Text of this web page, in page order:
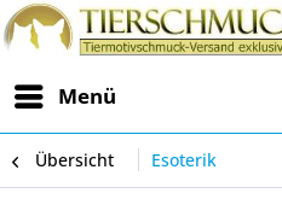
Menü
Übersicht Esoterik